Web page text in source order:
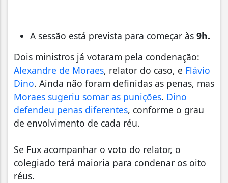
A sessão está prevista para começar às 9h.
Dois ministros já votaram pela condenação:
Alexandre de Moraes, relator do caso, e Flávio
Dino. Ainda não foram definidas as penas, mas
Moraes sugeriu somar as punições. Dino
defendeu penas diferentes, conforme o grau
de envolvimento de cada réu.
Se Fux acompanhar o voto do relator, o
colegiado terá maioria para condenar os oito
réus.